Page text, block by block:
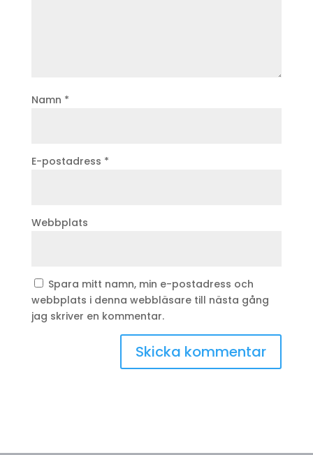
Namn *
E-postadress *
Webbplats
Spara mitt namn, min e-postadress och
webbplats i denna webbläsare till nästa gång
jag skriver en kommentar.